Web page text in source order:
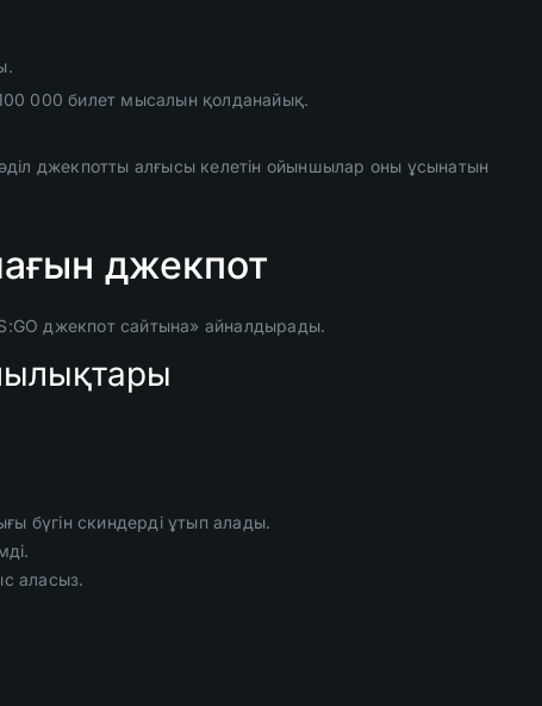
000 билет мысалын қолданайық.
джекпотты алғысы келетін ойыншылар оны ұсынатын
джекпот
джекпот сайтына» айналдырады.
бүгін скиндерді ұтып алады.
аласыз.